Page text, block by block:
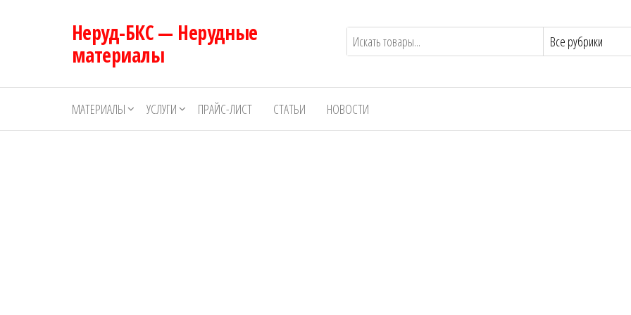
Неруд-БКС — Нерудные
материалы
МАТЕРИАЛЫ УСЛУГИ ПРАЙС-ЛИСТ СТАТЬИ НОВОСТИ